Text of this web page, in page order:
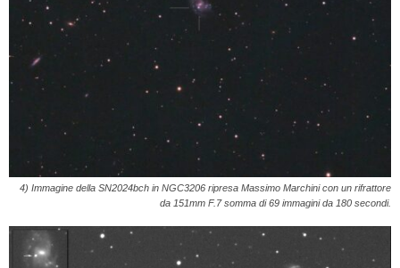
4) Immagine della SN2024bch in NGC3206 ripresa Massimo Marchini con un rifrattore
da 151mm F.7 somma di 69 immagini da 180 secondi.